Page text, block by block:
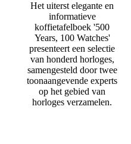
Het uiterst elegante en
informatieve
koffietafelboek '500
Years, 100 Watches'
presenteert een selectie
van honderd horloges,
samengesteld door twee
toonaangevende experts
op het gebied van
horloges verzamelen.